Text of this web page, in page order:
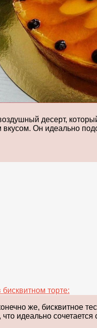
десерт,
Он идеально
торте:
же, бисквитное
идеально